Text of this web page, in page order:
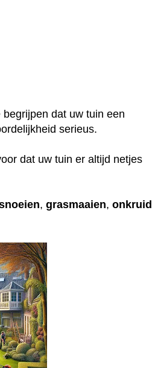
dat uw tuin een
serieus.
dat uw tuin er altijd netjes
,grasmaaien,onkruid